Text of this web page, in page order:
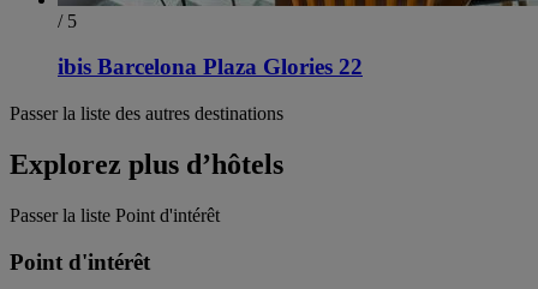
/ 5
ibis Barcelona Plaza Glories 22
Passer la liste des autres destinations
Explorez plus d’hôtels
Passer la liste Point d'intérêt
Point d'intérêt